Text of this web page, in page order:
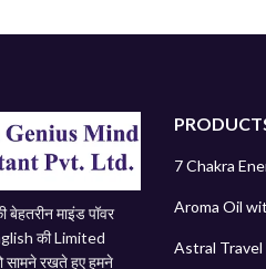
माइंड पॉवर
की Limited
सामने रखते हुए हमने
7 Chakra
Aroma Oil
Astral Travel